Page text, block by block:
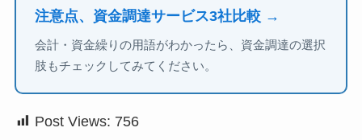
注意点、資金調達サービス3社比較 →
会計・資金繰りの用語がわかったら、資金調達の選択
肢もチェックしてみてください。
Post Views: 756